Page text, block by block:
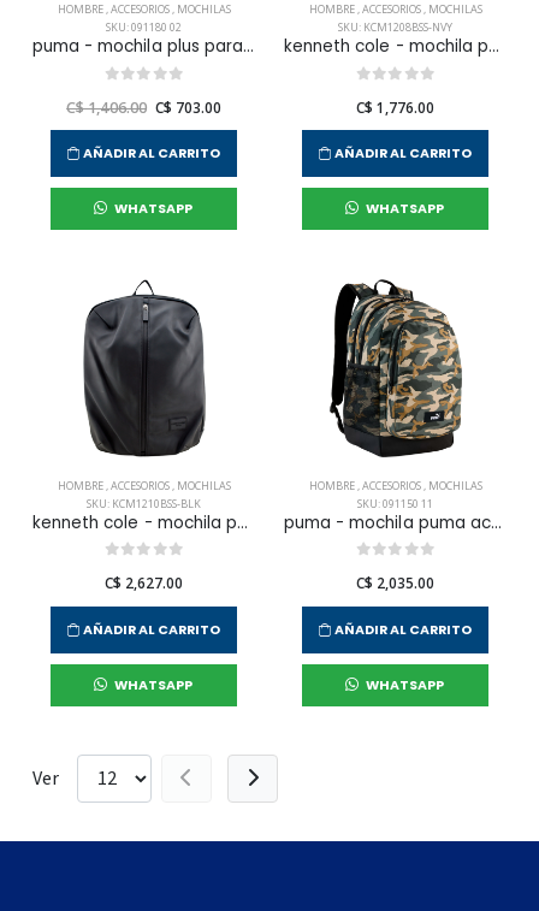
HOMBRE,ACCESORIOS, MOCHILAS
SKU: 091180 02
puma - mochila plus para hombre
C$ 1,406.00 C$ 703.00
AÑADIR AL CARRITO
WHATSAPP
HOMBRE,ACCESORIOS, MOCHILAS
SKU: KCM1208BSS-NVY
kenneth cole - mochila para hombre
C$ 1,776.00
AÑADIR AL CARRITO
WHATSAPP
HOMBRE,ACCESORIOS, MOCHILAS
SKU: KCM1210BSS-BLK
kenneth cole - mochila para hombre
C$ 2,627.00
AÑADIR AL CARRITO
WHATSAPP
HOMBRE,ACCESORIOS, MOCHILAS
SKU: 091150 11
puma - mochila puma academy para hombre
C$ 2,035.00
AÑADIR AL CARRITO
WHATSAPP
Ver